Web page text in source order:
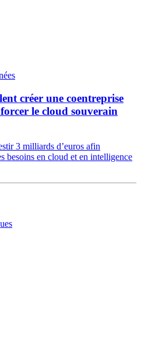
créer une coentreprise
le cloud souverain
3 milliards d’euros afin
besoins en cloud et en intelligence